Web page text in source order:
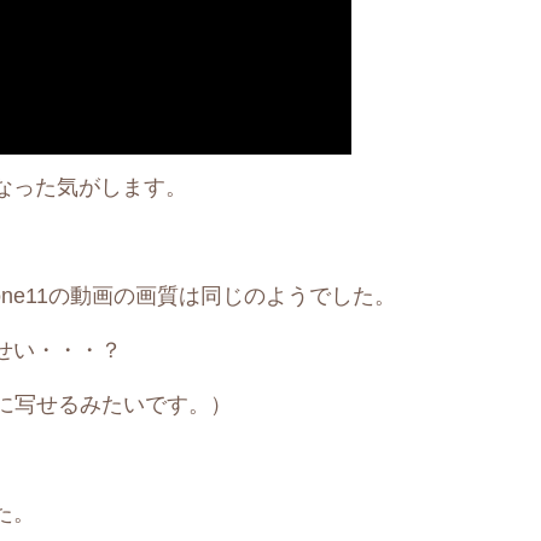
た気がします。
の動画の画質は同じのようでした。
い・・・？
せるみたいです。）